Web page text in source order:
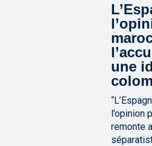
une
l’opinion
remonte